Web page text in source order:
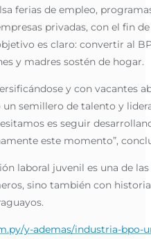
ferias de empleo,
privadas, con el fin
es claro: convertir al
y madres sostén de hogar.
y con vacantes
semillero de talento y
es seguir
este momento”,
laboral juvenil es una de
sino también con
y-ademas/industria-bpo-